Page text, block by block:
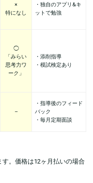
×
特になし
・独自のアプリ&キ
ットで勉強
◯
「みらい
思考力ワ
ーク」
・添削指導
・模試検定あり
–
・指導後のフィード
バック
・毎月定期面談
。価格は12ヶ月払いの場合